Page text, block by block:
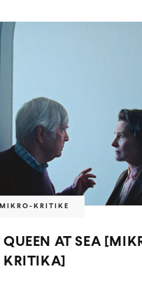
MIKRO-KRITIKE
QUEEN AT SEA
KRITIKA]